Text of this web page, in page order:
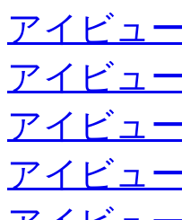
アイビュ
アイビュ
アイビュ
アイビュ